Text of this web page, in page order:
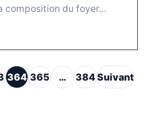
composition du foyer…
364 365 … 384Suivant